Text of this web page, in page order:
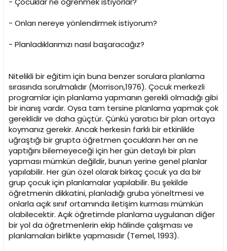
- Onları nereye yönlendirmek istiyorum?
- Planladıklarımızı nasıl başaracağız?
Nitelikli bir eğitim için buna benzer sorulara planlama
sırasında sorulmalıdır (Morrison,1976). Çocuk merkezli
programlar için planlama yapmanın gerekli olmadığı gibi
bir inanış vardır. Oysa tam tersine planlama yapmak çok
gereklidir ve daha güçtür. Çünkü yaratıcı bir plan ortaya
koymanız gerekir. Ancak herkesin farklı bir etkinlikle
uğraştığı bir grupta öğretmen çocukların her an ne
yaptığını bilemeyeceği için her gün detaylı bir plan
yapması mümkün değildir, bunun yerine genel planlar
yapılabilir. Her gün özel olarak birkaç çocuk ya da bir
grup çocuk için planlamalar yapılabilir. Bu şekilde
öğretmenin dikkatini, planladığı gruba yöneltmesi ve
onlarla açık sınıf ortamında iletişim kurması mümkün
olabilecektir. Açık öğretimde planlama uygulanan diğer
bir yol da öğretmenlerin ekip hâlinde çalışması ve
planlamaları birlikte yapmasıdır (Temel, 1993).